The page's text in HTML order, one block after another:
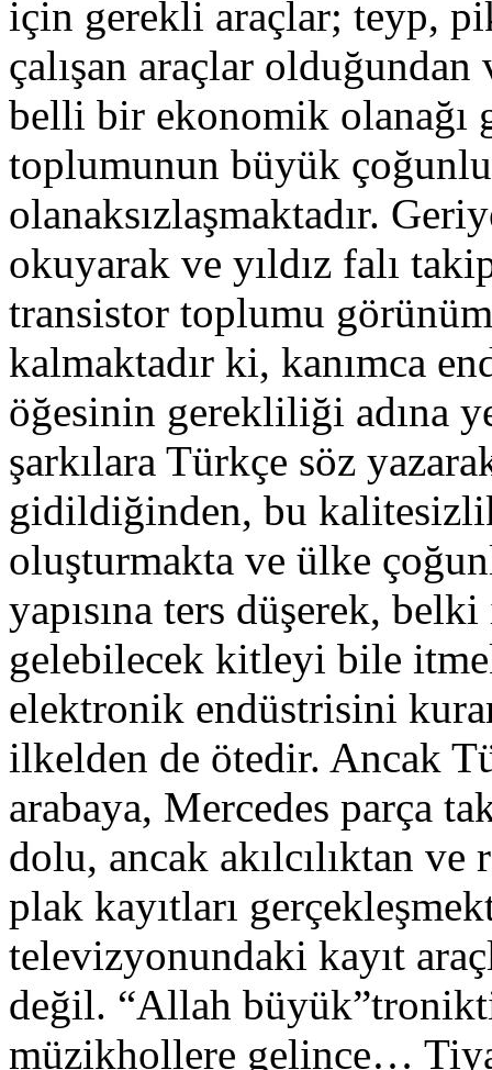
için gerekli araçlar; teyp,
çalışan araçlar
belli bir ekonomik olanağı
toplumunun büyük
olanaksızlaşmaktadır.
okuyarak ve yıldız falı
transistor toplumu
kalmaktadır ki, kanımca
öğesinin gerekliliği adına
şarkılara Türkçe söz
gidildiğinden, bu kalitesizlik
oluşturmakta ve ülke
yapısına ters düşerek,
gelebilecek kitleyi bile
elektronik endüstrisini
ilkelden de ötedir. Ancak
arabaya, Mercedes parça
dolu, ancak akılcılıktan
plak kayıtları
televizyonundaki kayıt
değil. “Allah
müzikhollere gelince…